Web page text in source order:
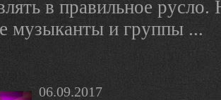
в правильное
музыканты и группы ...
06.09.2017